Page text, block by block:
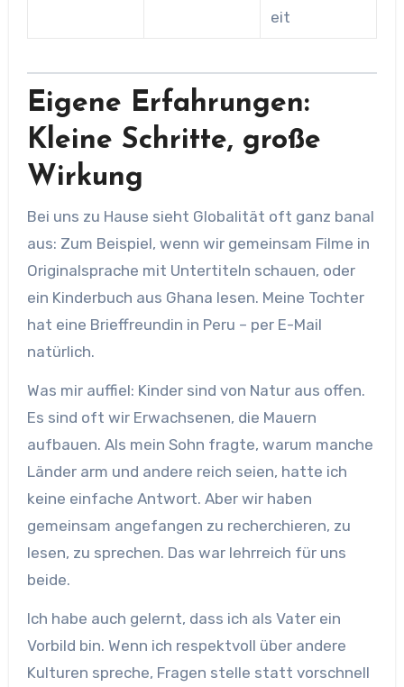
eit
Eigene Erfahrungen:
Kleine Schritte, große
Wirkung
Bei uns zu Hause sieht Globalität oft ganz banal
aus: Zum Beispiel, wenn wir gemeinsam Filme in
Originalsprache mit Untertiteln schauen, oder
ein Kinderbuch aus Ghana lesen. Meine Tochter
hat eine Brieffreundin in Peru – per E-Mail
natürlich.
Was mir auffiel: Kinder sind von Natur aus offen.
Es sind oft wir Erwachsenen, die Mauern
aufbauen. Als mein Sohn fragte, warum manche
Länder arm und andere reich seien, hatte ich
keine einfache Antwort. Aber wir haben
gemeinsam angefangen zu recherchieren, zu
lesen, zu sprechen. Das war lehrreich für uns
beide.
Ich habe auch gelernt, dass ich als Vater ein
Vorbild bin. Wenn ich respektvoll über andere
Kulturen spreche, Fragen stelle statt vorschnell